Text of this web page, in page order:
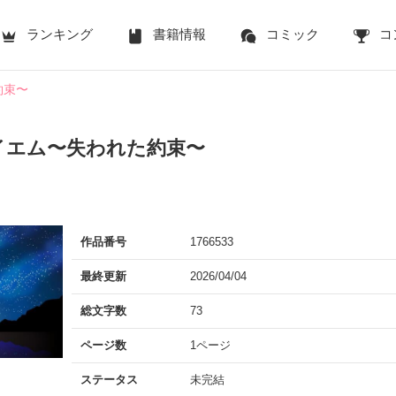
ランキング 書籍情報 コミック
束〜
ム〜失われた約束〜
作品番号 1766533
最終更新 2026/04/04
総文字数 73
ページ数 1ページ
ステータス 未完結